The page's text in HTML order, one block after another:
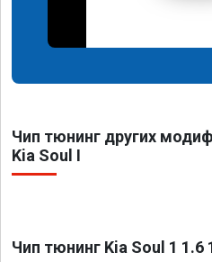
Чип тюнинг других
Kia Soul I
Чип тюнинг Kia Soul 1 1.6